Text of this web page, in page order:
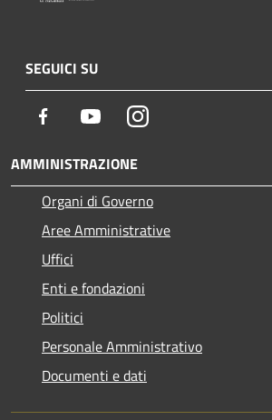
SEGUICI SU
Facebook YoutubeInstagram
AMMINISTRAZIONE
Organi di Governo
Aree Amministrative
Uffici
Enti e fondazioni
Politici
Personale Amministrativo
Documenti e dati